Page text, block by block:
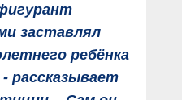
заставлял
ребёнка
рассказывает